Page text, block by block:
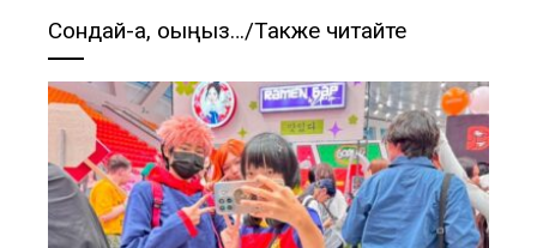
Сондай-ақ, оқыңыз…/Также читайте